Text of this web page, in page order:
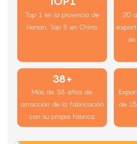
Top 1 en la provincia de
Henan, Top 5 en China.
20
de
38+
Más de 38 años de
atracción de la fabricación
con su propia fábrica.
de